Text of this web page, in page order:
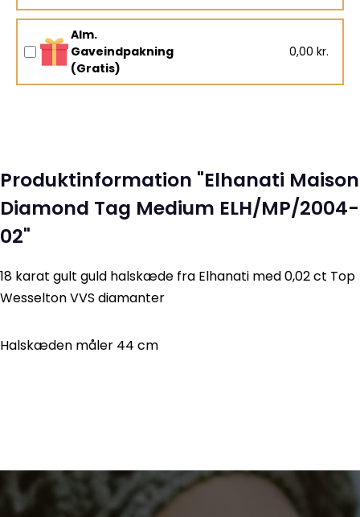
Alm.
Gaveindpakning
(Gratis)
0,00 kr.
Produktinformation "Elhanati Maison
Diamond Tag Medium ELH/MP/2004-
02"
18 karat gult guld halskæde fra Elhanati med 0,02 ct Top
Wesselton VVS diamanter
Halskæden måler 44 cm